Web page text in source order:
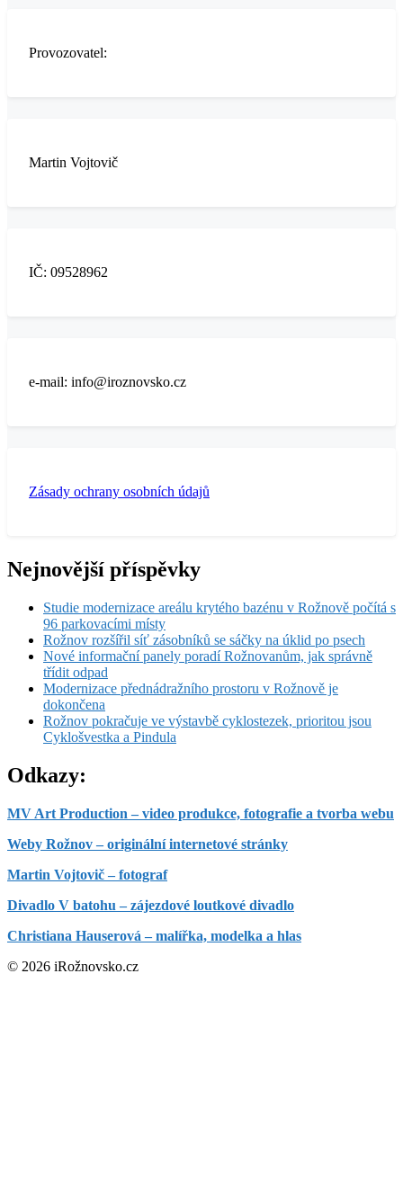
Provozovatel:
Martin Vojtovič
IČ: 09528962
e-mail: info@iroznovsko.cz
Zásady ochrany osobních údajů
Nejnovější příspěvky
Studie modernizace areálu krytého bazénu v Rožnově počítá s
96 parkovacími místy
Rožnov rozšířil síť zásobníků se sáčky na úklid po psech
Nové informační panely poradí Rožnovanům, jak správně
třídit odpad
Modernizace přednádražního prostoru v Rožnově je
dokončena
Rožnov pokračuje ve výstavbě cyklostezek, prioritou jsou
Cyklošvestka a Pindula
Odkazy:
MV Art Production – video produkce, fotografie a tvorba webu
Weby Rožnov – originální internetové stránky
Martin Vojtovič – fotograf
Divadlo V batohu – zájezdové loutkové divadlo
Christiana Hauserová – malířka, modelka a hlas
© 2026 iRožnovsko.cz